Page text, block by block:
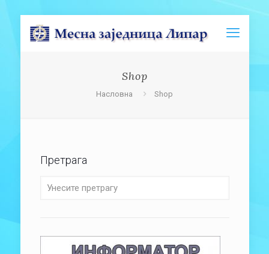
Shop
Насловна Shop
Претрага